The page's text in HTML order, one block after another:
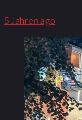
5 Jahren ago